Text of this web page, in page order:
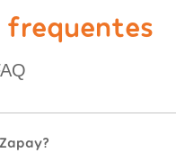
frequentes